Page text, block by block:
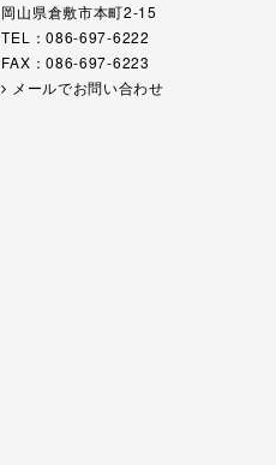
岡山県倉敷市本町2-15
TEL：086-697-6222
FAX：086-697-6223
メールでお問い合わせ